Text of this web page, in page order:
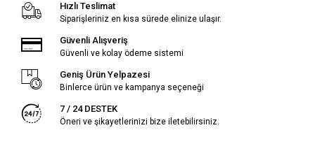
Hızlı Teslimat
Siparişleriniz en kısa sürede elinize ulaşır.
Güvenli Alışveriş
Güvenli ve kolay ödeme sistemi
Geniş Ürün Yelpazesi
Binlerce ürün ve kampanya seçeneği
7 / 24 DESTEK
Öneri ve şikayetlerinizi bize iletebilirsiniz.